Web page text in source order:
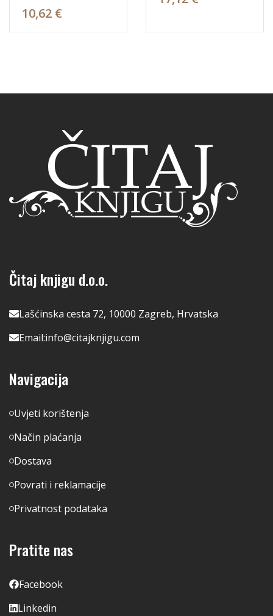
10,62 €
Čitaj knjigu d.o.o.
Lašćinska cesta 72, 10000 Zagreb, Hrvatska
Email:info@citajknjigu.com
Navigacija
Uvjeti korištenja
Način plaćanja
Dostava
Povrati i reklamacije
Privatnost podataka
Pratite nas
Facebook
Linkedin